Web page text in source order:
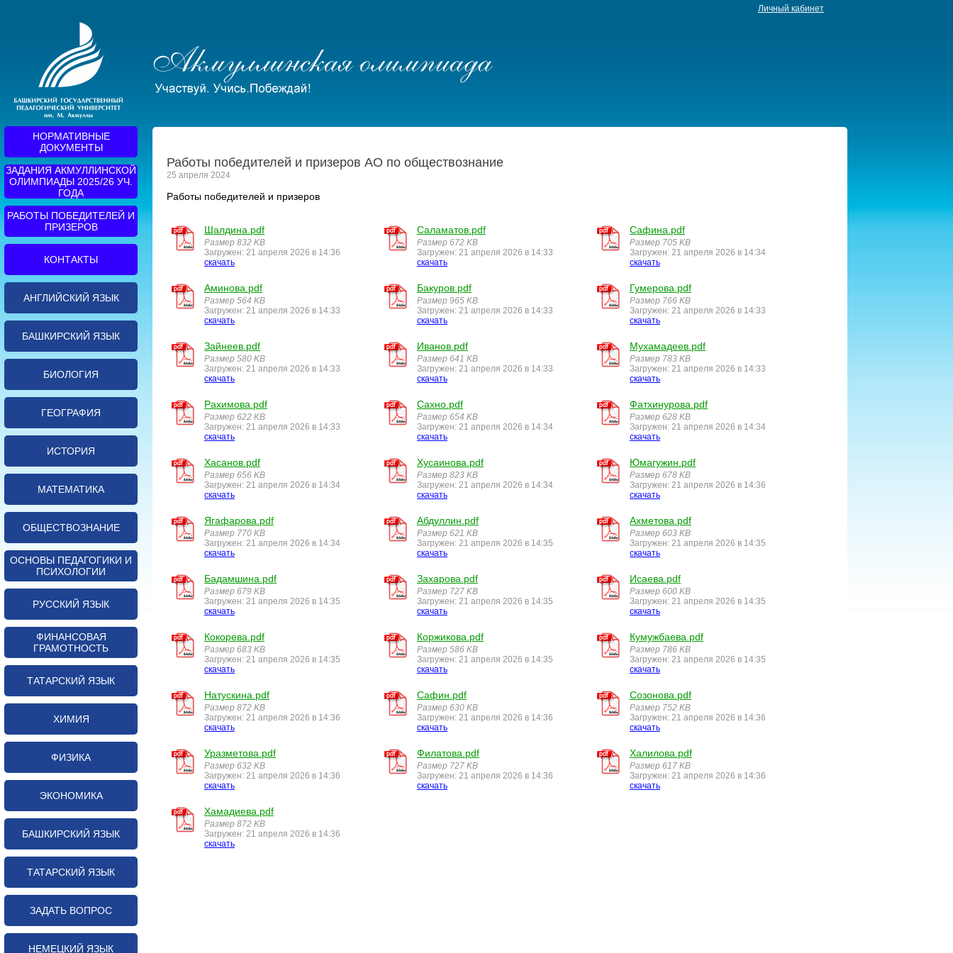
Личный кабинет
Работы победителей и призеров АО по обществознание
25 апреля 2024
Работы победителей и призеров
Шалдина.pdf
Размер 832 KB
Загружен: 21 апреля 2026 в 14:36
скачать
Саламатов.pdf
Размер 672 KB
Загружен: 21 апреля 2026 в 14:33
скачать
Сафина.pdf
Размер 705 KB
Загружен: 21 апреля 2026 в 14:34
скачать
Аминова.pdf
Размер 564 KB
Загружен: 21 апреля 2026 в 14:33
скачать
Бакуров.pdf
Размер 965 KB
Загружен: 21 апреля 2026 в 14:33
скачать
Гумерова.pdf
Размер 766 KB
Загружен: 21 апреля 2026 в 14:33
скачать
Зайнеев.pdf
Размер 580 KB
Загружен: 21 апреля 2026 в 14:33
скачать
Иванов.pdf
Размер 641 KB
Загружен: 21 апреля 2026 в 14:33
скачать
Мухамадеев.pdf
Размер 783 KB
Загружен: 21 апреля 2026 в 14:33
скачать
Рахимова.pdf
Размер 622 KB
Загружен: 21 апреля 2026 в 14:33
скачать
Сахно.pdf
Размер 654 KB
Загружен: 21 апреля 2026 в 14:34
скачать
Фатхинурова.pdf
Размер 628 KB
Загружен: 21 апреля 2026 в 14:34
скачать
Хасанов.pdf
Размер 656 KB
Загружен: 21 апреля 2026 в 14:34
скачать
Хусаинова.pdf
Размер 823 KB
Загружен: 21 апреля 2026 в 14:34
скачать
Юмагужин.pdf
Размер 678 KB
Загружен: 21 апреля 2026 в 14:36
скачать
Ягафарова.pdf
Размер 770 KB
Загружен: 21 апреля 2026 в 14:34
скачать
Абдуллин.pdf
Размер 621 KB
Загружен: 21 апреля 2026 в 14:35
скачать
Ахметова.pdf
Размер 603 KB
Загружен: 21 апреля 2026 в 14:35
скачать
Бадамшина.pdf
Размер 679 KB
Загружен: 21 апреля 2026 в 14:35
скачать
Захарова.pdf
Размер 727 KB
Загружен: 21 апреля 2026 в 14:35
скачать
Исаева.pdf
Размер 600 KB
Загружен: 21 апреля 2026 в 14:35
скачать
Кокорева.pdf
Размер 683 KB
Загружен: 21 апреля 2026 в 14:35
скачать
Коржикова.pdf
Размер 586 KB
Загружен: 21 апреля 2026 в 14:35
скачать
Кумужбаева.pdf
Размер 786 KB
Загружен: 21 апреля 2026 в 14:35
скачать
Натускина.pdf
Размер 872 KB
Загружен: 21 апреля 2026 в 14:36
скачать
Сафин.pdf
Размер 630 KB
Загружен: 21 апреля 2026 в 14:36
скачать
Созонова.pdf
Размер 752 KB
Загружен: 21 апреля 2026 в 14:36
скачать
Уразметова.pdf
Размер 632 KB
Загружен: 21 апреля 2026 в 14:36
скачать
Филатова.pdf
Размер 727 KB
Загружен: 21 апреля 2026 в 14:36
скачать
Халилова.pdf
Размер 617 KB
Загружен: 21 апреля 2026 в 14:36
скачать
Хамадиева.pdf
Размер 872 KB
Загружен: 21 апреля 2026 в 14:36
скачать
НОРМАТИВНЫЕ
ДОКУМЕНТЫ
ЗАДАНИЯ АКМУЛЛИНСКОЙ
ОЛИМПИАДЫ 2025/26 УЧ.
ГОДА
РАБОТЫ ПОБЕДИТЕЛЕЙ И
ПРИЗЕРОВ
КОНТАКТЫ
АНГЛИЙСКИЙ ЯЗЫК
БАШКИРСКИЙ ЯЗЫК
БИОЛОГИЯ
ГЕОГРАФИЯ
ИСТОРИЯ
МАТЕМАТИКА
ОБЩЕСТВОЗНАНИЕ
ОСНОВЫ ПЕДАГОГИКИ И
ПСИХОЛОГИИ
РУССКИЙ ЯЗЫК
ФИНАНСОВАЯ
ГРАМОТНОСТЬ
ТАТАРСКИЙ ЯЗЫК
ХИМИЯ
ФИЗИКА
ЭКОНОМИКА
БАШКИРСКИЙ ЯЗЫК
ТАТАРСКИЙ ЯЗЫК
ЗАДАТЬ ВОПРОС
НЕМЕЦКИЙ ЯЗЫК